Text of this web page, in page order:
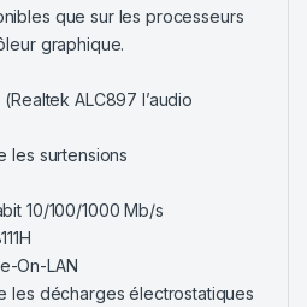
que sur les processeurs
graphique.
(Realtek ALC897 l’audio
les surtensions
10/100/1000 Mb/s
On-LAN
les décharges électrostatiques